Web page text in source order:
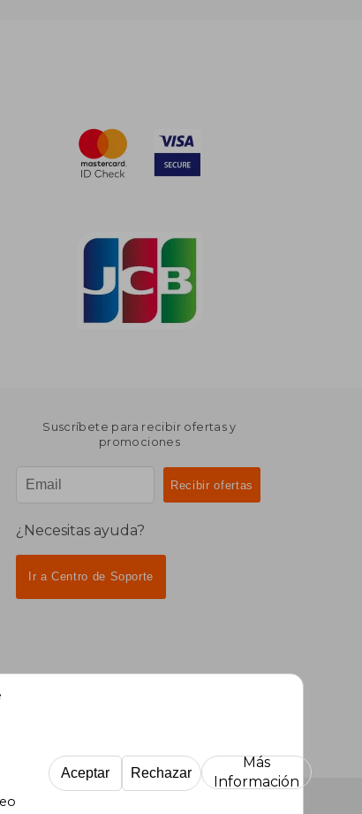
Suscríbete para recibir ofertas y
promociones
¿Necesitas ayuda?
Ir a Centro de Soporte
Aceptar Rechazar
Más
Información